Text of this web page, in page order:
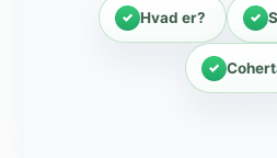
Hvad er?